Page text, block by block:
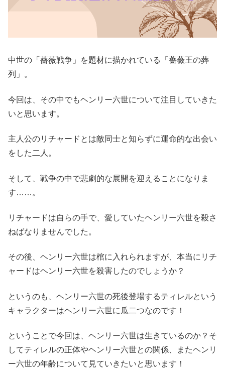
中世の「薔薇戦争」を題材に描かれている「薔薇王の葬
列」。
今回は、その中でもヘンリー六世について注目していきた
いと思います。
主人公のリチャードとは敵同士と知らずに運命的な出会い
をした二人。
そして、戦争の中で悲劇的な展開を迎えることになりま
す……。
リチャードは自らの手で、愛していたヘンリー六世を殺さ
ねばなりませんでした。
その後、ヘンリー六世は棺に入れられますが、本当にリチ
ャードはヘンリー六世を殺害したのでしょうか？
というのも、ヘンリー六世の死後登場するティレルという
キャラクターはヘンリー六世に瓜二つなのです！
ということで今回は、ヘンリー六世は生きているのか？そ
してティレルの正体やヘンリー六世との関係、またヘンリ
ー六世の年齢について見ていきたいと思います！